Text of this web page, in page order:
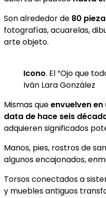
Son alrededor de 80
fotografías, acuarelas,
arte objeto.
Icono. El “Ojo que
Iván Lara González
Mismas queenvuelven
data de hace seis
adquieren significados
Manos, pies, rostros de
algunos encajonados,
Torsos conectados a
y muebles antiguos